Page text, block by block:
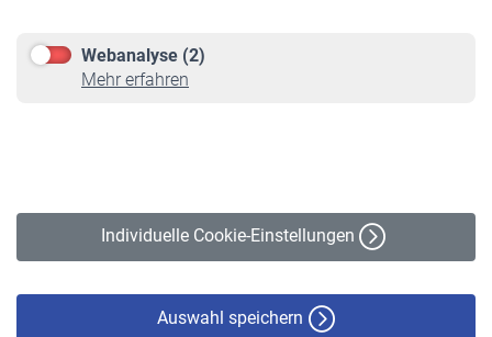
Webanalyse (2)
Mehr erfahren
Individuelle Cookie-Einstellungen
Auswahl speichern
Online-Rechner
VBLnewsletter
Erklärung zur Barrierefreiheit